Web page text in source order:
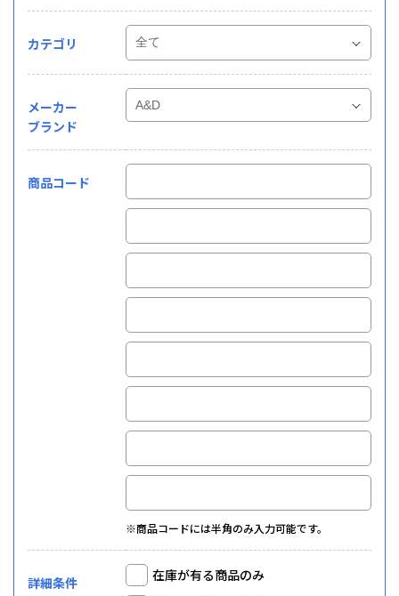
カテゴリ
メーカー
ブランド
商品コード
※商品コードには半角のみ入力可能です。
詳細条件
在庫が有る商品のみ